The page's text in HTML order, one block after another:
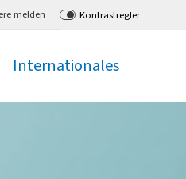
melden Kontrastregler
Internationales